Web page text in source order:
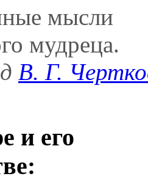
мысли
мудреца.
В. Г.
и его